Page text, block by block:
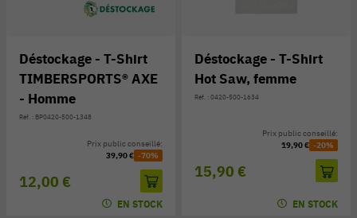
Déstockage - T-Shirt
TIMBERSPORTS® AXE
- Homme
Réf. : BP0420-500-1348
12,00 €
Prix public conseillé:
39,90 € -70%
EN STOCK
Déstockage - T-Shirt
Hot Saw, femme
Réf. : 0420-500-1634
15,90 €
Prix public conseillé:
19,90 € -20%
EN STOCK